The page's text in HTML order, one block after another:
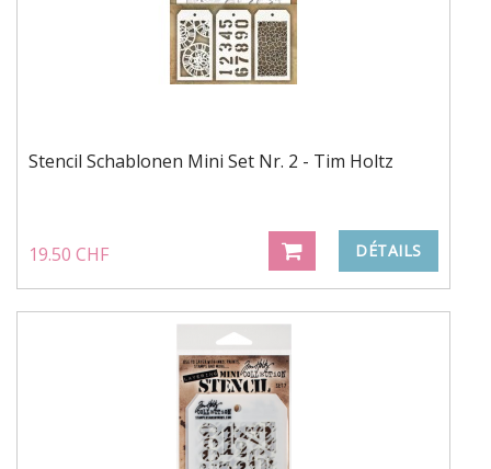
Stencil Schablonen Mini Set Nr. 2 - Tim Holtz
19.50 CHF DÉTAILS